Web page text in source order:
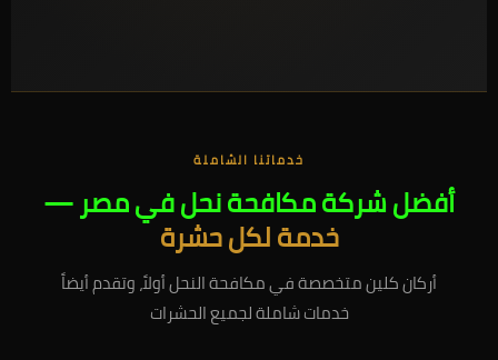
خدماتنا الشاملة
أفضل شركة مكافحة نحل في مصر —
خدمة لكل حشرة
أركان كلين متخصصة في مكافحة النحل أولاً، وتقدم أيضاً
خدمات شاملة لجميع الحشرات